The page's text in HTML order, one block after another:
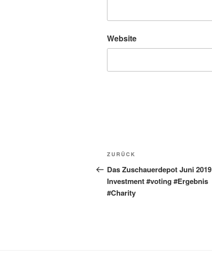
Website
Beitragsnavigation
Vorheriger
Beitrag
ZURÜCK
Das Zuschauerdepot Juni 2019
Investment #voting #Ergebnis
#Charity